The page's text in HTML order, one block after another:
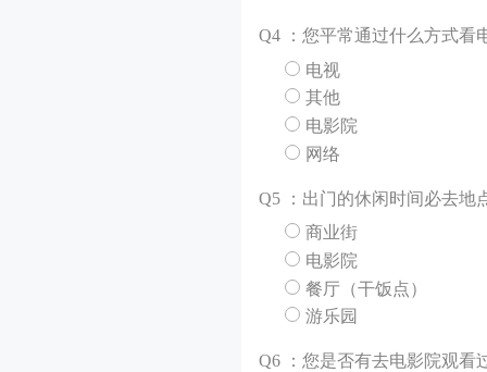
Q4 ：您平常通过什么方式看
电视
其他
电影院
网络
Q5 ：出门的休闲时间必去地
商业街
电影院
餐厅（干饭点）
游乐园
Q6 ：您是否有去电影院观看